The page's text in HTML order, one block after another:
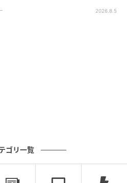
、生成AIを利用して作成し
2026.8.5
ゴリ一覧